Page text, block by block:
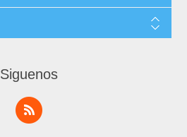
Siguenos